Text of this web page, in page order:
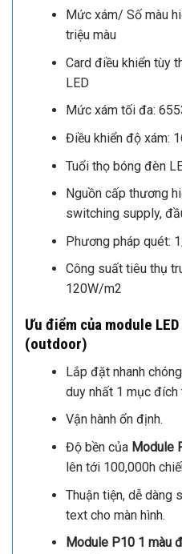
Mức xám/ Số màu
triệu màu
Card điều khiển tùy
LED
Mức xám tối đa:
Điều khiển độ xám:
Tuổi thọ bóng đèn
Nguồn cấp thương
switching supply,
Phương pháp quét:
Công suất tiêu thụ
120W/m2
Ưu điểm của module
(outdoor)
Lắp đặt nhanh
duy nhất 1 mục đích
Vận hành ổn định.
Độ bền của Module
lên tới 100,000h
Thuận tiện, dễ dàng
text cho màn hình.
Module P10 1 màu